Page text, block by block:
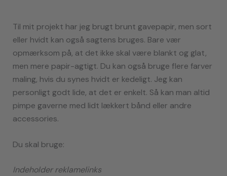
Til mit projekt har jeg brugt brunt gavepapir, men sort
eller hvidt kan også sagtens bruges. Bare vær
opmærksom på, at det ikke skal være blankt og glat,
men mere papir-agtigt. Du kan også bruge flere farver
maling, hvis du synes hvidt er kedeligt. Jeg kan
personligt godt lide, at det er enkelt. Så kan man altid
pimpe gaverne med lidt lækkert bånd eller andre
accessories.
Du skal bruge:
Indeholder reklamelinks